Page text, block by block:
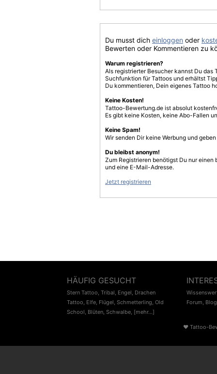
Du musst dich einloggen oder
Bewerten oder Kommentieren zu
Warum registrieren?
Als registrierter Besucher kannst Du
Suchfunktion für Tattoos und erhältst
Du kommentieren, Dein eigenes Tattoo
Keine Kosten!
Tattoo-Bewertung.de ist absolut
Es gibt keine Kosten, keine Abo-Fallen
Keine Spam!
Wir senden Dir keine Werbung und
Du bleibst anonym!
Zum Registrieren benötigst Du nur einen
und eine E-Mail-Adresse.
Jetzt registrieren
HÄUFIG GESUCHT
Stern Tattoo, Tribal, Engel, Drachen
Tattoo, Elfe, Flügel, Schmetterling, Old
School, Blüten, Schwalbe, [mehr...]
Forum, Blog
♥ Tattoo-